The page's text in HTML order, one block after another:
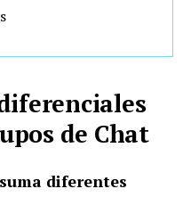
de Chat
diferentes